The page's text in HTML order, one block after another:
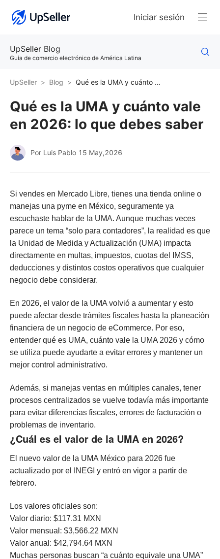
Iniciar sesión
UpSeller Blog
Guía de comercio electrónico de América Latina
UpSeller Blog Qué es la UMA y cuánto vale en 2026: lo que debes saber
Qué es la UMA y cuánto vale
en 2026: lo que debes saber
Por Luis Pablo 15 May,2026
Si vendes en Mercado Libre, tienes una tienda online o
manejas una pyme en México, seguramente ya
escuchaste hablar de la UMA. Aunque muchas veces
parece un tema “solo para contadores”, la realidad es que
la Unidad de Medida y Actualización (UMA) impacta
directamente en multas, impuestos, cuotas del IMSS,
deducciones y distintos costos operativos que cualquier
negocio debe considerar.
En 2026, el valor de la UMA volvió a aumentar y esto
puede afectar desde trámites fiscales hasta la planeación
financiera de un negocio de eCommerce. Por eso,
entender qué es UMA, cuánto vale la UMA 2026 y cómo
se utiliza puede ayudarte a evitar errores y mantener un
mejor control administrativo.
Además, si manejas ventas en múltiples canales, tener
procesos centralizados se vuelve todavía más importante
para evitar diferencias fiscales, errores de facturación o
problemas de inventario.
¿Cuál es el valor de la UMA en 2026?
El nuevo valor de la UMA México para 2026 fue
actualizado por el INEGI y entró en vigor a partir de
febrero.
Los valores oficiales son:
Valor diario: $117.31 MXN
Valor mensual: $3,566.22 MXN
Valor anual: $42,794.64 MXN
Muchas personas buscan “a cuánto equivale una UMA”